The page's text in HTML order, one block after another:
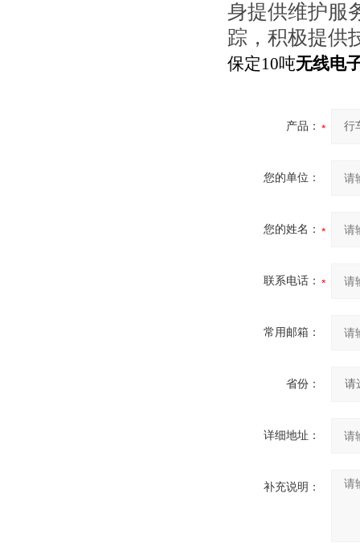
身提供维护服
踪，积极提供
保定10吨无线电
产品：
您的单位：
您的姓名：
联系电话：
常用邮箱：
省份：
详细地址：
补充说明：